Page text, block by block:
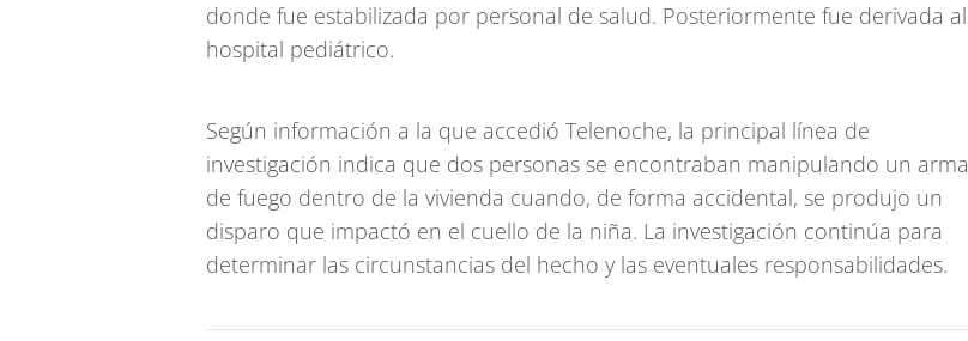
donde fue estabilizada por personal de salud. Posteriormente fue derivada al
hospital pediátrico.
Según información a la que accedió Telenoche, la principal línea de
investigación indica que dos personas se encontraban manipulando un arma
de fuego dentro de la vivienda cuando, de forma accidental, se produjo un
disparo que impactó en el cuello de la niña. La investigación continúa para
determinar las circunstancias del hecho y las eventuales responsabilidades.